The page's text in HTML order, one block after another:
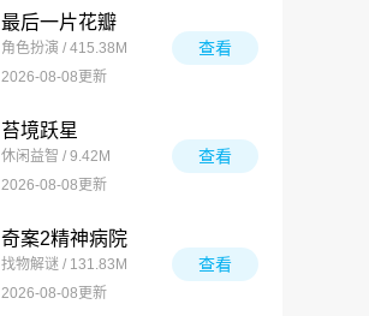
最后一片花瓣
角色扮演 / 415.38M
2026-08-08更新
查看
苔境跃星
休闲益智 / 9.42M
2026-08-08更新
查看
奇案2精神病院
找物解谜 / 131.83M
2026-08-08更新
查看